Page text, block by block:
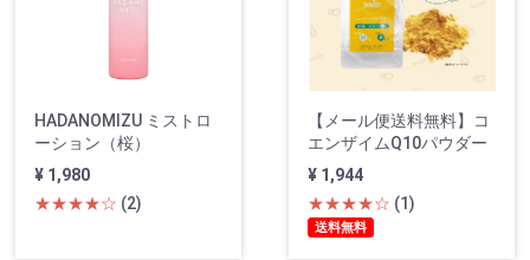
HADANOMIZU ミストロ
ーション（桜）
¥ 1,980
★★★★☆ (2)
【メール便送料無料】コ
エンザイムQ10パウダー
¥ 1,944
★★★★☆ (1)
送料無料